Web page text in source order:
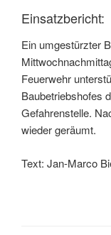
Einsatzbericht:
Ein umgestürzter
Feuerwehr
Baubetriebshofes
Gefahrenstelle.
wieder geräumt.
Text: Jan-